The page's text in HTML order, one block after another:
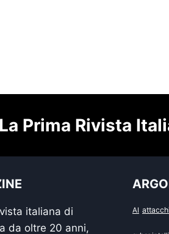
La Prima Rivista
italiana di
da oltre 20 anni,
AI